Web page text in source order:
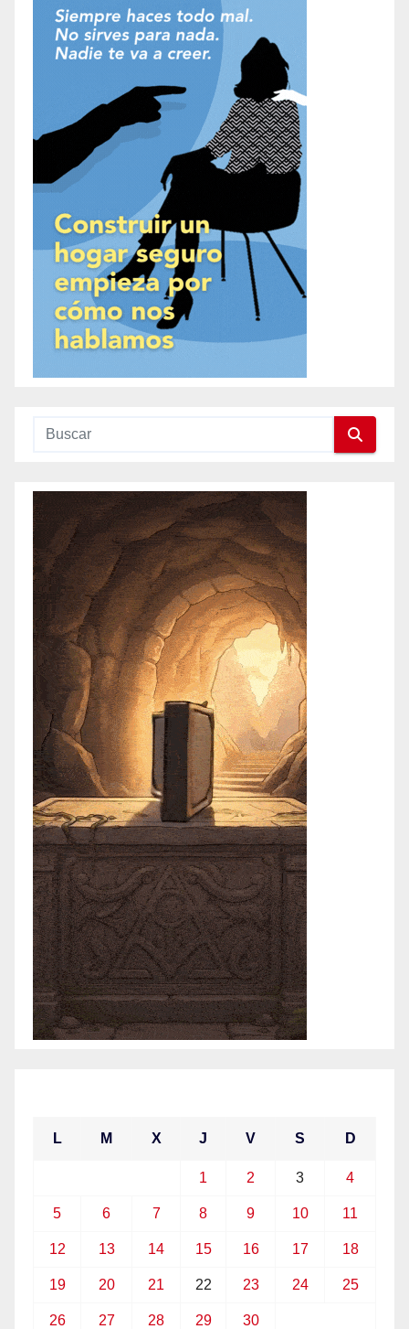
L M X J V S D
1 2 3 4
5 6 7 8 9 10 11
12 13 14 15 16 17 18
19 20 21 22 23 24 25
26 27 28 29 30